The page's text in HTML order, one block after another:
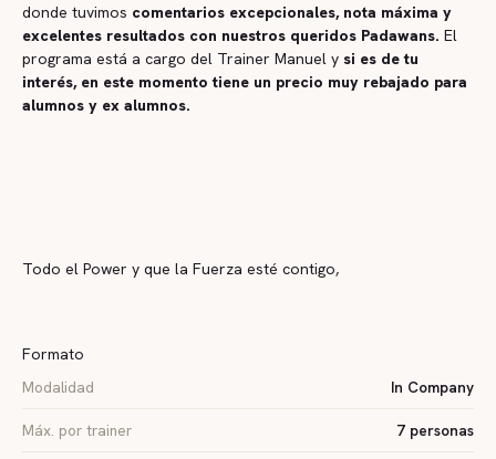
donde tuvimos comentarios excepcionales, nota máxima y
excelentes resultados con nuestros queridos Padawans. El
programa está a cargo del Trainer Manuel y si es de tu
interés, en este momento tiene un precio muy rebajado para
alumnos y ex alumnos.
Todo el Power y que la Fuerza esté contigo,
Formato
Modalidad
In Company
Máx. por trainer 7 personas